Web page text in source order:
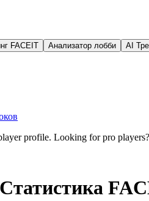
FACEIT Анализатор лобби AI
profile. Looking for pro players?
Статистика